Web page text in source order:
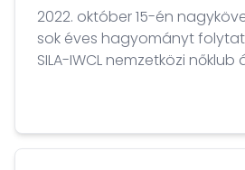
2022. október 15-én
sok éves hagyományt
SILA-IWCL nemzetközi nőklub